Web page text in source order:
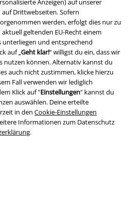
Anzeigen) auf unserer
Drittwebseiten. Sofern
werden, erfolgt dies nur zu
geltenden EU-Recht einem
unterliegen und entsprechend
auf „Geht klar!“ willigst du ein, dass wir
nutzen können. Alternativ kannst du
auch nicht zustimmen, klicke hierzu
Fall verwenden wir lediglich
Klick auf "Einstellungen" kannst du
auswählen. Deine erteilte
in den Cookie-Einstellungen
Informationen zum Datenschutz
.